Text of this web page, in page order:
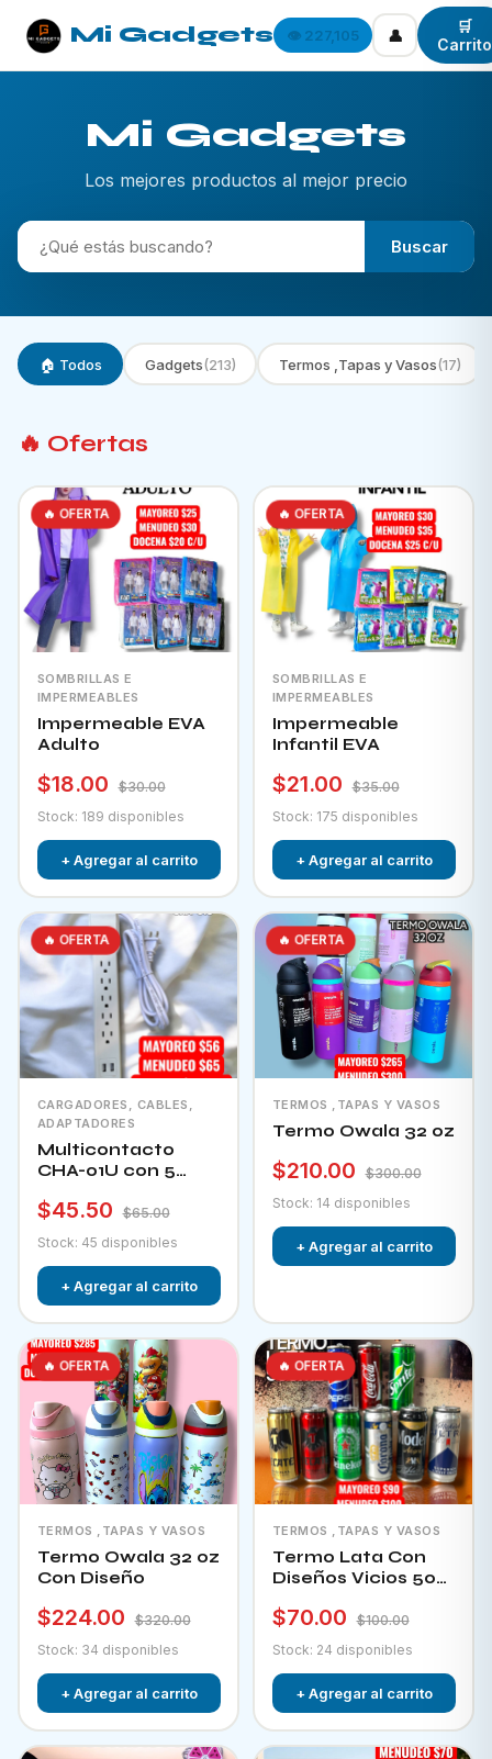
Mi Gadgets 👁️ 227,105 👤
🛒
Carrito
Mi Gadgets
Los mejores productos al mejor precio
Buscar
🏠 Todos Gadgets(213) Termos ,Tapas y Vasos(17)
🔥 Ofertas
🔥 OFERTA
SOMBRILLAS E
IMPERMEABLES
Impermeable EVA
Adulto
$18.00
$30.00
Stock: 189 disponibles
+ Agregar al carrito
🔥 OFERTA
SOMBRILLAS E
IMPERMEABLES
Impermeable
Infantil EVA
$21.00
$35.00
Stock: 175 disponibles
+ Agregar al carrito
🔥 OFERTA
CARGADORES, CABLES,
ADAPTADORES
Multicontacto
CHA-01U con 5
puertos usb e
$45.50
$65.00
Stock: 45 disponibles
+ Agregar al carrito
🔥 OFERTA
TERMOS ,TAPAS Y VASOS
Termo Owala 32 oz
$210.00
$300.00
Stock: 14 disponibles
+ Agregar al carrito
🔥 OFERTA
TERMOS ,TAPAS Y VASOS
Termo Owala 32 oz
Con Diseño
$224.00
$320.00
Stock: 34 disponibles
+ Agregar al carrito
🔥 OFERTA
TERMOS ,TAPAS Y VASOS
Termo Lata Con
Diseños Vicios 500
$70.00
$100.00
Stock: 24 disponibles
+ Agregar al carrito